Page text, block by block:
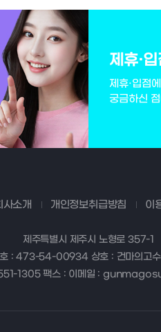
제휴·
제휴·입점
궁금하신
사소개 개인정보취급방침 이
제주특별시 제주시 노형로 357-1
: 473-54-00934 상호 : 건마의고수
1305 팩스 : 이메일 :